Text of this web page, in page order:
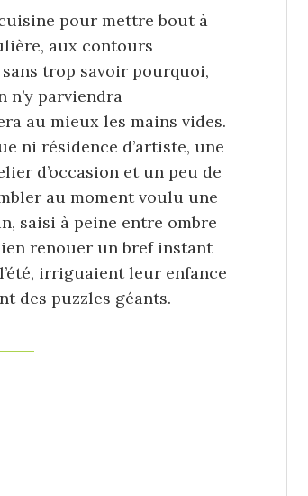
pour mettre bout à
aux contours
trop savoir pourquoi,
n’y parviendra
au mieux les mains vides.
ni résidence d’artiste, une
d’occasion et un peu de
au moment voulu une
saisi à peine entre ombre
renouer un bref instant
irriguaient leur enfance
des puzzles géants.